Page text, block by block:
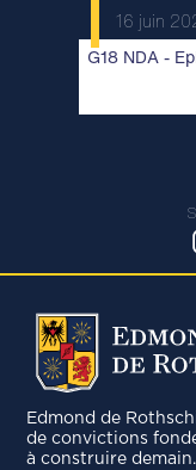
16 juin
G18 NDA -
Edmond de
de convictions
à construire